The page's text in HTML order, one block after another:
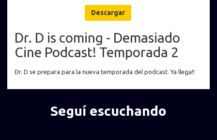
Descargar
Dr. D is coming - Demasiado
Cine Podcast! Temporada 2
Dr. D se prepara para la nueva temporada del podcast. Ya llega!!
Seguí escuchando